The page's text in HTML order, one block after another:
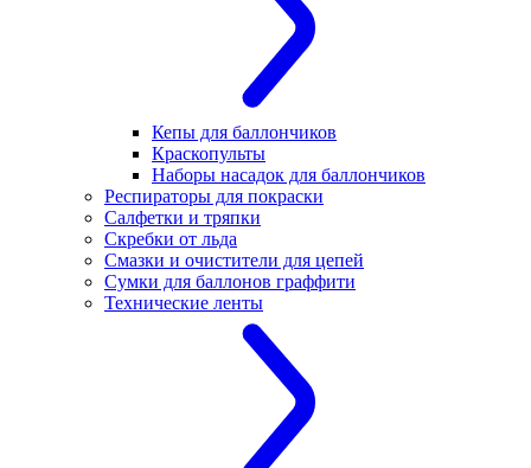
Кепы для баллончиков
Краскопульты
Наборы насадок для баллончиков
Респираторы для покраски
Салфетки и тряпки
Скребки от льда
Смазки и очистители для цепей
Сумки для баллонов граффити
Технические ленты